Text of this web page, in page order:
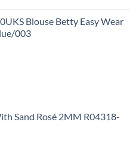
Blouse Betty Easy Wear
003
Sand Rosé 2MM R04318-